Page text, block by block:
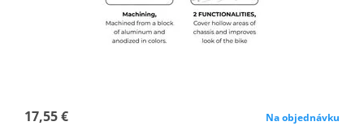
17,55 € Na objednávku